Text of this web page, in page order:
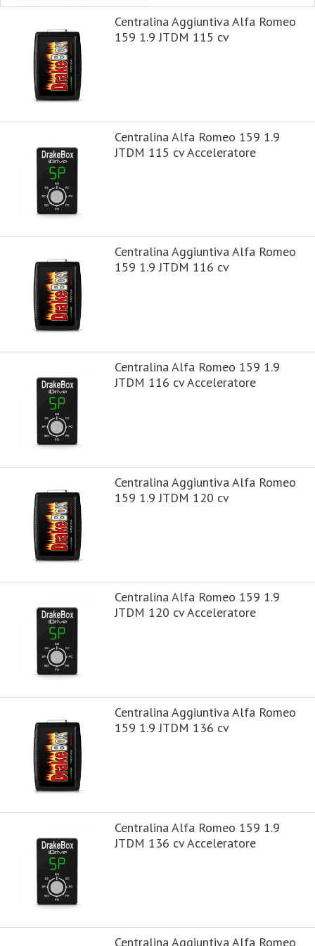
Centralina Aggiuntiva Alfa Romeo
159 1.9 JTDM 115 cv
Centralina Alfa Romeo 159 1.9
JTDM 115 cv Acceleratore
Centralina Aggiuntiva Alfa Romeo
159 1.9 JTDM 116 cv
Centralina Alfa Romeo 159 1.9
JTDM 116 cv Acceleratore
Centralina Aggiuntiva Alfa Romeo
159 1.9 JTDM 120 cv
Centralina Alfa Romeo 159 1.9
JTDM 120 cv Acceleratore
Centralina Aggiuntiva Alfa Romeo
159 1.9 JTDM 136 cv
Centralina Alfa Romeo 159 1.9
JTDM 136 cv Acceleratore
Centralina Aggiuntiva Alfa Romeo